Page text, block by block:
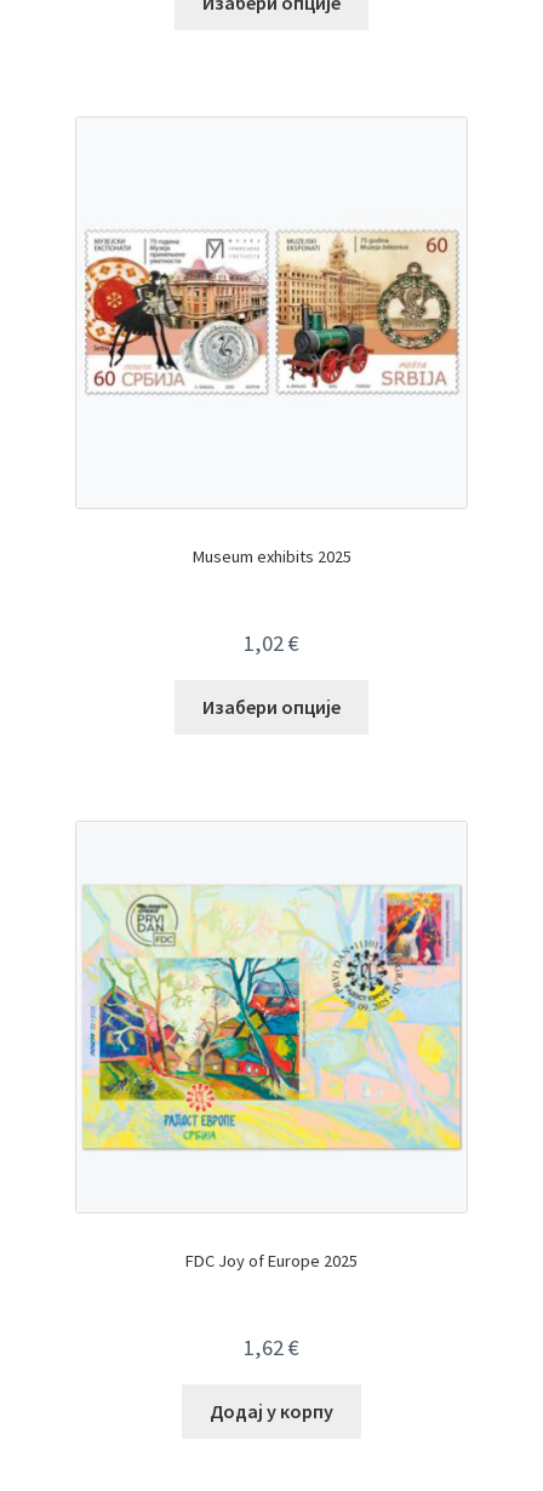
Museum exhibits 2025
1,02€
Изабери опције
FDC Joy of Europe 2025
1,62€
Додај у корпу